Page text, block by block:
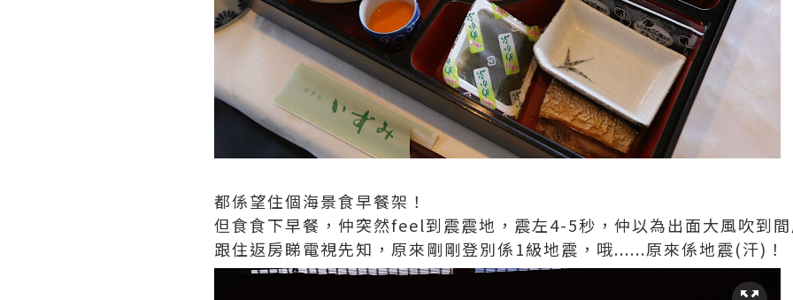
都係望住個海景食早餐架！
但食食下早餐，仲突然feel到震震地，震左4-5秒，仲以為出面大風吹到
跟住返房睇電視先知，原來剛剛登別係1級地震，哦......原來係地震(汗)！